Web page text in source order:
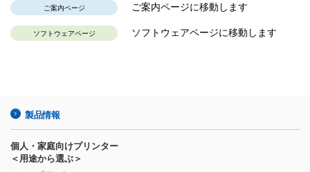
ご案内ページ ご案内ページに移動します
ソフトウェアページ ソフトウェアページに移動します
製品情報
個人・家庭向けプリンター
＜用途から選ぶ＞